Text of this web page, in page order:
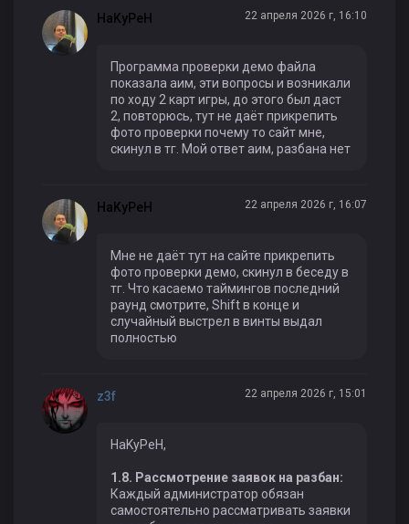
HaKyPeH 22 апреля 2026 г, 16:10
Программа проверки демо файла
показала аим, эти вопросы и возникали
по ходу 2 карт игры, до этого был даст
2, повторюсь, тут не даёт прикрепить
фото проверки почему то сайт мне,
скинул в тг. Мой ответ аим, разбана нет
HaKyPeH 22 апреля 2026 г, 16:07
Мне не даёт тут на сайте прикрепить
фото проверки демо, скинул в беседу в
тг. Что касаемо таймингов последний
раунд смотрите, Shift в конце и
случайный выстрел в винты выдал
полностью
z3f 22 апреля 2026 г, 15:01
HaKyPeH,
1.8. Рассмотрение заявок на разбан:
Каждый администратор обязан
самостоятельно рассматривать заявки